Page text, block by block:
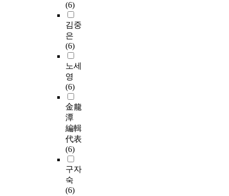
(6)
김중
은
(6)
노세
영
(6)
金龍
潭
編輯
代表
(6)
구자
숙
(6)